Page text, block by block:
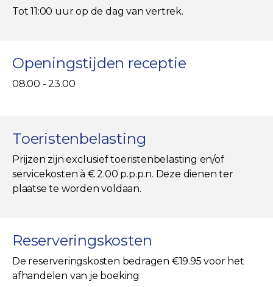
Tot 11:00 uur op de dag van vertrek.
Openingstijden receptie
08.00 - 23.00
Toeristenbelasting
Prijzen zijn exclusief toeristenbelasting en/of
servicekosten à € 2.00 p.p.p.n. Deze dienen ter
plaatse te worden voldaan.
Reserveringskosten
De reserveringskosten bedragen €19.95 voor het
afhandelen van je boeking